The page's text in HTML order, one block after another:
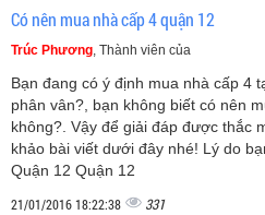
Có nên mua nhà cấp 4 quận 12
Trúc Phương, Thành viên của
Bạn đang có ý định mua nhà cấp 4
phân vân?, bạn không biết có nên
không?. Vậy để giải đáp được thắc
khảo bài viết dưới đây nhé! Lý do
Quận 12 Quận 12
21/01/2016 18:22:38 331